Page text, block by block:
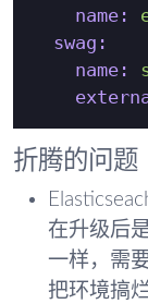
name:
swag:
name:
折腾的问题
在升级后
一样，需
把环境搞